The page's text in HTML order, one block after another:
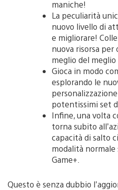
maniche!
La peculiarità
nuovo livello di
e migliorare!
nuova risorsa
meglio del
Gioca in modo
esplorando le
potentissimi set
Infine, una volta
torna subito
capacità di salto
modalità
Game+.
Questo è senza dubbio